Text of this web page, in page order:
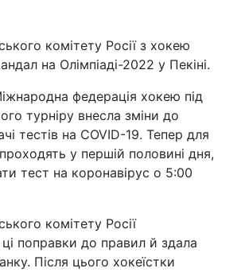
комітету Росії з хокею
на Олімпіаді-2022 у Пекіні.
федерація хокею під
турніру внесла зміни до
тестів на COVID-19. Тепер для
у першій половині дня,
тест на коронавірус о 5:00
комітету Росії
ці поправки до правил й здала
Після цього хокеїстки